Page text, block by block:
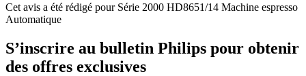
Cet avis a été rédigé pour Série 2000 HD8651/14 Machine espresso
Automatique
S’inscrire au bulletin Philips pour obtenir
des offres exclusives